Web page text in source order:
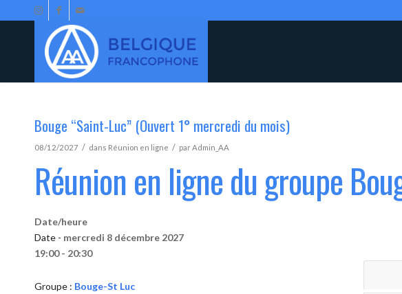
Bouge “Saint-Luc” (Ouvert 1° mercredi du mois)
08/12/2027 / dans Réunion en ligne / parAdmin_AA
Réunion en ligne du groupe
Date/heure
Date - mercredi 8 décembre 2027
19:00 - 20:30
Groupe : Bouge-St Luc